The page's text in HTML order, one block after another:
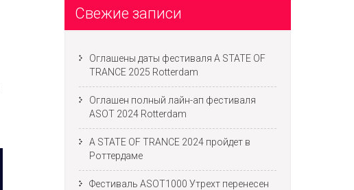
Свежие записи
Оглашены даты фестиваля A STATE OF
TRANCE 2025 Rotterdam
Оглашен полный лайн-ап фестиваля
ASOT 2024 Rotterdam
A STATE OF TRANCE 2024 пройдет в
Роттердаме
Фестиваль ASOT1000 Утрехт перенесен